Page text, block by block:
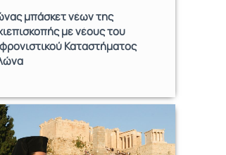
μπάσκετ νέων της
με νέους του
Καταστήματος